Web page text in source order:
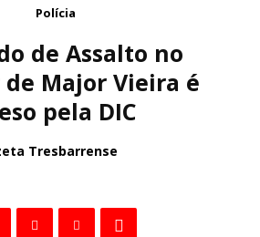
Polícia
de Assalto no
Major Vieira é
pela DIC
Tresbarrense